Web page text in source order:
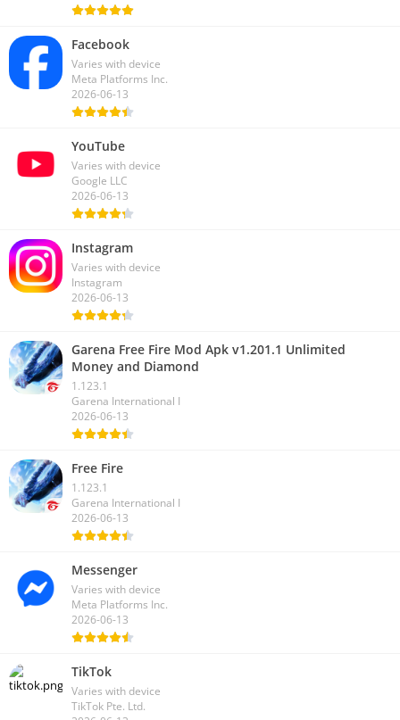
澳门博彩公司
Facebook
Varies with device
Meta Platforms Inc.
YouTube
Varies with device
Google LLC
Instagram
Varies with device
Instagram
Garena Free Fire Mod Apk v1.201.1 Unlimited
Money and Diamond
1.123.1
Garena International I
Free Fire
1.123.1
Garena International I
Messenger
Varies with device
Meta Platforms Inc.
TikTok